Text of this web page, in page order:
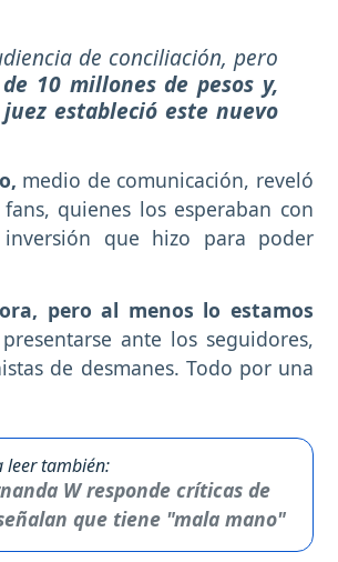
de conciliación, pero
10 millones de pesos y,
estableció este nuevo
medio de comunicación, reveló
quienes los esperaban con
que hizo para poder
pero al menos lo estamos
ante los seguidores,
de desmanes. Todo por una
leer también:
W responde críticas de
que tiene "mala mano"